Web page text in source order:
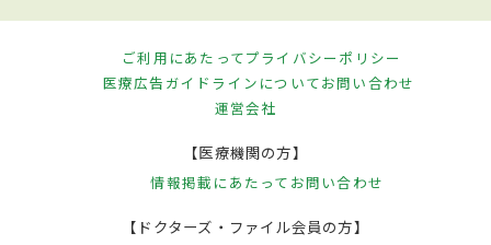
ご利用にあたってプライバシーポリシー
医療広告ガイドラインについてお問い合わせ
運営会社
【医療機関の方】
情報掲載にあたって お問い合わせ
【ドクターズ・ファイル会員の方】